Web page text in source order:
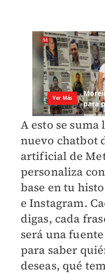
A esto se
nuevo chatbot
artificial de
personaliza
base en tu
e Instagram.
digas, cada
será una
para saber
deseas, qué